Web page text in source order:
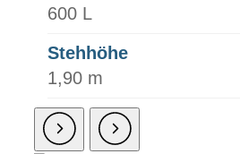
600 L
Stehhöhe
1,90 m